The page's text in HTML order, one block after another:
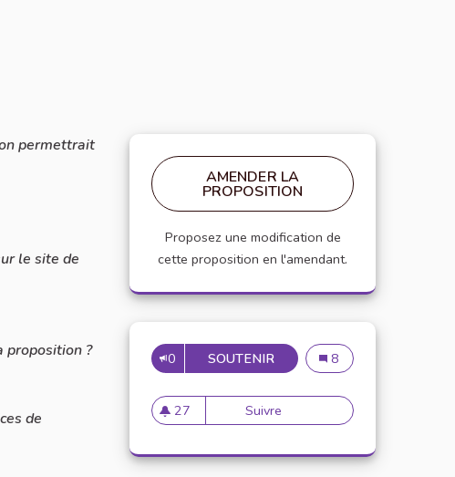
permettrait
le site de
proposition ?
de
AMENDER LA
PROPOSITION
Proposez une modification de
cette proposition en l'amendant.
0 SOUTENIR LUMIÈRES
Lumières
8
27
27 abonnés
Suivre Lumières automatiques à l'IEP